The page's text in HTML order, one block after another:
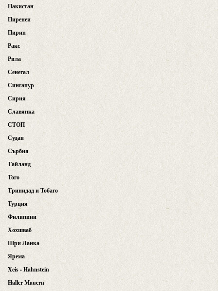
Пакистан
Пиренеи
Пирин
Ракс
Рила
Сенегал
Сингапур
Сирия
Славянка
СТОП
Судан
Сърбия
Тайланд
Того
Тринидад и Тобаго
Турция
Филипини
Хохшваб
Шри Ланка
Ярема
Xeis - Hahnstein
Haller Mauern